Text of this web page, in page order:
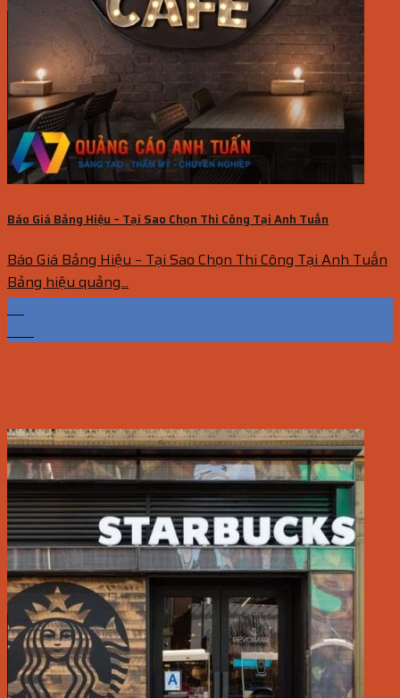
Báo Giá Bảng Hiệu – Tại Sao Chọn Thi Công Tại Anh Tuấn
Báo Giá Bảng Hiệu – Tại Sao Chọn Thi Công Tại Anh Tuấn
Bảng hiệu quảng...
25
Th6